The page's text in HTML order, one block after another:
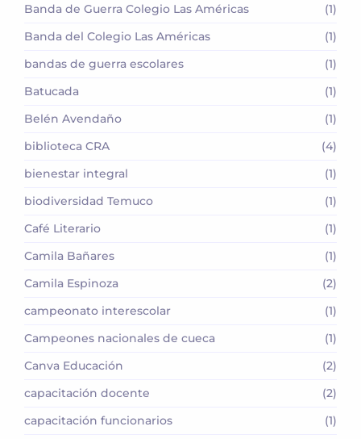
Banda de Guerra Colegio Las Américas
(1)
Banda del Colegio Las Américas
(1)
bandas de guerra escolares
(1)
Batucada
(1)
Belén Avendaño
(1)
biblioteca CRA
(4)
bienestar integral
(1)
biodiversidad Temuco
(1)
Café Literario
(1)
Camila Bañares
(1)
Camila Espinoza
(2)
campeonato interescolar
(1)
Campeones nacionales de cueca
(1)
Canva Educación
(2)
capacitación docente
(2)
capacitación funcionarios
(1)